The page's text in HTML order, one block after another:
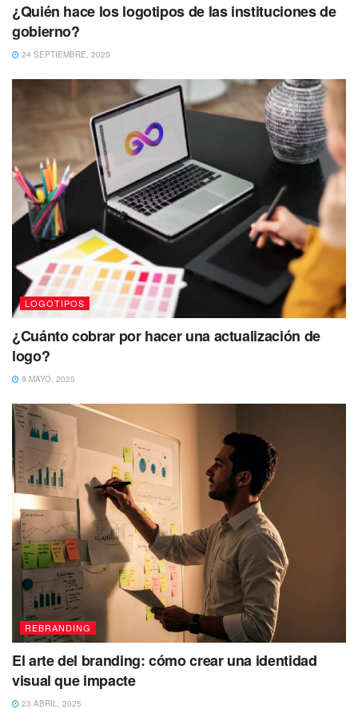
¿Quién hace los logotipos de las instituciones de
gobierno?
24 SEPTIEMBRE, 2025
LOGOTIPOS
¿Cuánto cobrar por hacer una actualización de
logo?
9 MAYO, 2025
REBRANDING
El arte del branding: cómo crear una identidad
visual que impacte
23 ABRIL, 2025